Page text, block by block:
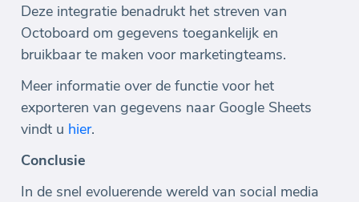
Deze integratie benadrukt het streven van
Octoboard om gegevens toegankelijk en
bruikbaar te maken voor marketingteams.
Meer informatie over de functie voor het
exporteren van gegevens naar Google Sheets
vindt u hier.
Conclusie
In de snel evoluerende wereld van social media